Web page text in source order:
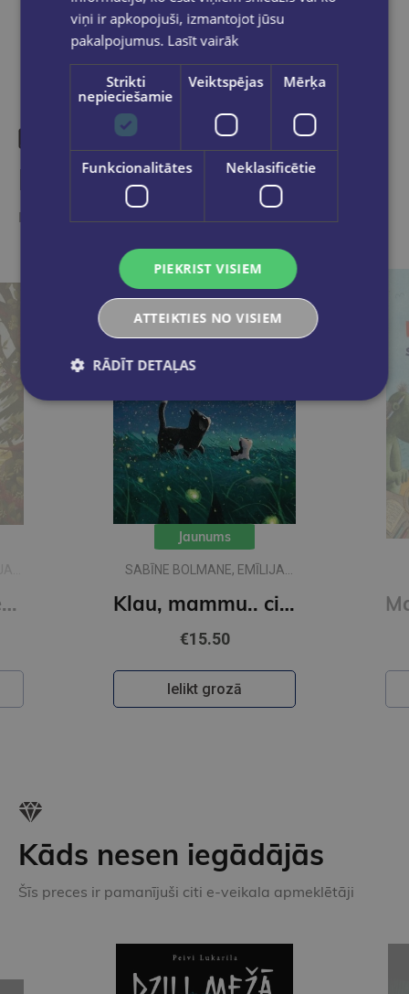
Līdzīgas preces
Ieskaties, varbūt noder
Klau, tēti.. vai desmit ir daudz?
Jaunums
SABĪNE BOLMANE, EMĪLIJA
Klau, mammu.. ciik liela ir pasaule?
€15.50
Ielikt grozā
Kāds nesen iegādājās
Šīs preces ir pamanījuši citi e-veikala apmeklētāji
viņi ir apkopojuši, izmantojot jūsu
pakalpojumus. Lasīt vairāk
Strikti
nepieciešamie
Veiktspējas Mērķa
Funkcionalitātes Neklasificētie
PIEKRIST VISIEM
ATTEIKTIES NO VISIEM
RĀDĪT DETAĻAS